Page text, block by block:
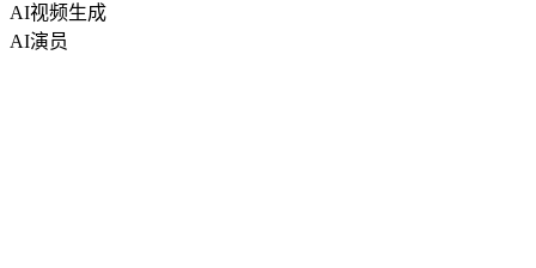
AI视频生成
AI演员